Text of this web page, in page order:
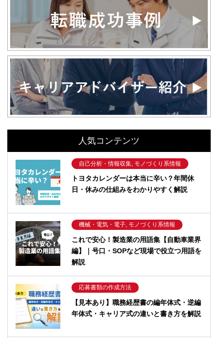
人気コンテンツ
自己分析・情報収集, モノづくり系情報
トヨタカレンダーは本当に辛い？年間休
日・休みの仕組みをわかりやすく解説
機械・電気・電子, モノづくり系情報
これで安心！製造業の用語集【自動車業界
編】｜号口・SOPなど現場で役立つ用語を
解説
応募書類の作成方法
【見本あり】職務経歴書の編年体式・逆編
年体式・キャリア式の違いと書き方を解説